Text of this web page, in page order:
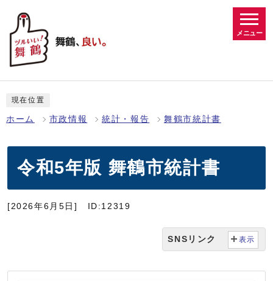
メニュー
現在位置
ホーム 市政情報 統計・報告 舞鶴市統計書
令和5年版 舞鶴市統計書
[2026年6月5日] ID:12319
SNSリンク 表示